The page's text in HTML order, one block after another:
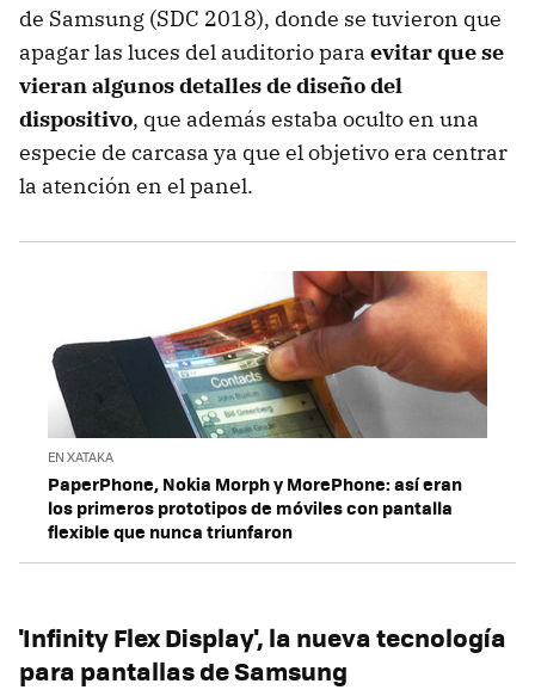
de Samsung (SDC 2018), donde se tuvieron que
apagar las luces del auditorio para evitar que se
vieran algunos detalles de diseño del
dispositivo, que además estaba oculto en una
especie de carcasa ya que el objetivo era centrar
la atención en el panel.
EN XATAKA
PaperPhone, Nokia Morph y MorePhone: así eran
los primeros prototipos de móviles con pantalla
flexible que nunca triunfaron
'Infinity Flex Display', la nueva tecnología
para pantallas de Samsung